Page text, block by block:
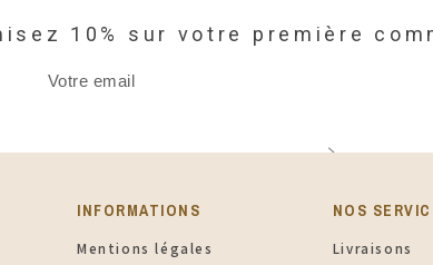
10% sur votre première
INFORMATIONS​
Mentions légales
NOS
Livraisons